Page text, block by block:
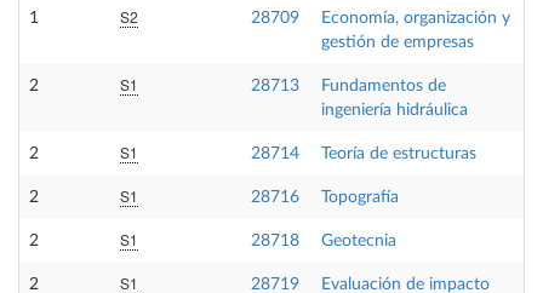
1 S2 28709
Economía, organización y
gestión de empresas
2 S1 28713
Fundamentos de
ingeniería hidráulica
2 S1 28714 Teoría de estructuras
2 S1 28716 Topografía
2 S1 28718 Geotecnia
2 S1 28719
Evaluación de impacto